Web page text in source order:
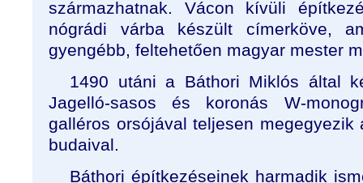
származhatnak. Vácon kívüli
nógrádi várba készült címerköve,
gyengébb, feltehetően magyar mester
1490 utáni a Báthori Miklós által
Jagelló-sasos és koronás W-
galléros orsójával teljesen
budaival.
Báthori építkezéseinek harmadik